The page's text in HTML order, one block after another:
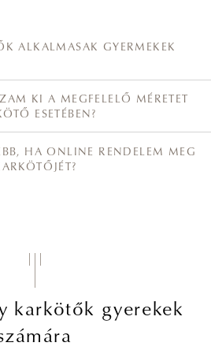
ALKALMASAK GYERMEKEK
KI A MEGFELELŐ MÉRETET
ESETÉBEN?
HA ONLINE RENDELEM MEG
karkötők gyerekek